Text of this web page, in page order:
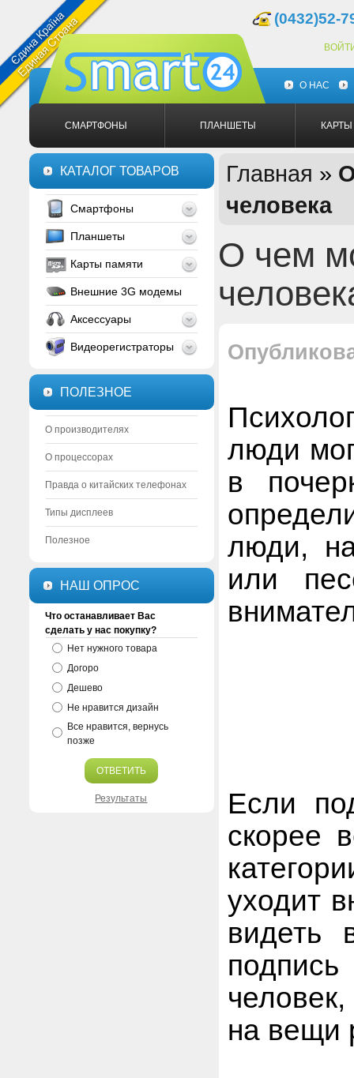
(0432)52-
О НАС
СМАРТФОНЫ ПЛАНШЕТЫ
КАТАЛОГ ТОВАРОВ
Смартфоны
Планшеты
Карты памяти
Внешние 3G модемы
Аксессуары
Видеорегистраторы
ПОЛЕЗНОЕ
О производителях
О процессорах
Правда о китайских телефонах
Типы дисплеев
Полезное
НАШ ОПРОС
Что останавливает Вас
сделать у нас покупку?
Нет нужного товара
Догоро
Дешево
Не нравится дизайн
Все нравится, вернусь
позже
ОТВЕТИТЬ
Результаты
Главная »
человека
О чем
люди
в
люди,
или
Если
скорее
уходит
видеть
на вещи